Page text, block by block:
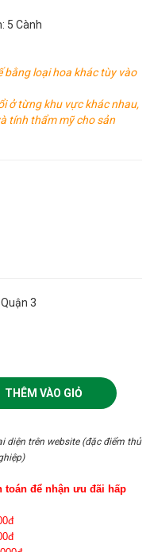
5 Cành
bằng loại hoa khác tùy vào
ở từng khu vực khác nhau,
tính thẩm mỹ cho sản
3
THÊM VÀO GIỎ
diện trên website (đặc điểm thủ
toán để nhận ưu đãi hấp